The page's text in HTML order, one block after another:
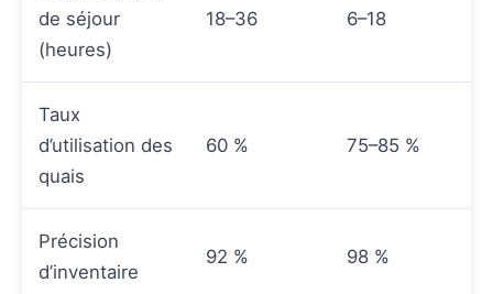
de séjour
(heures)
18–36 6–18
Taux
d’utilisation des
quais
60 % 75–85 %
Précision
d’inventaire
92 % 98 %